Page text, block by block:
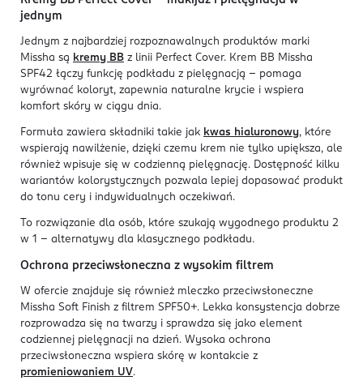
jednym
Jednym z najbardziej rozpoznawalnych produktów marki
Missha są kremy BB z linii Perfect Cover. Krem BB Missha
SPF42 łączy funkcję podkładu z pielęgnacją – pomaga
wyrównać koloryt, zapewnia naturalne krycie i wspiera
komfort skóry w ciągu dnia.
Formuła zawiera składniki takie jak kwas hialuronowy, które
wspierają nawilżenie, dzięki czemu krem nie tylko upiększa, ale
również wpisuje się w codzienną pielęgnację. Dostępność kilku
wariantów kolorystycznych pozwala lepiej dopasować produkt
do tonu cery i indywidualnych oczekiwań.
To rozwiązanie dla osób, które szukają wygodnego produktu 2
w 1 – alternatywy dla klasycznego podkładu.
Ochrona przeciwsłoneczna z wysokim filtrem
W ofercie znajduje się również mleczko przeciwsłoneczne
Missha Soft Finish z filtrem SPF50+. Lekka konsystencja dobrze
rozprowadza się na twarzy i sprawdza się jako element
codziennej pielęgnacji na dzień. Wysoka ochrona
przeciwsłoneczna wspiera skórę w kontakcie z
promieniowaniem UV.